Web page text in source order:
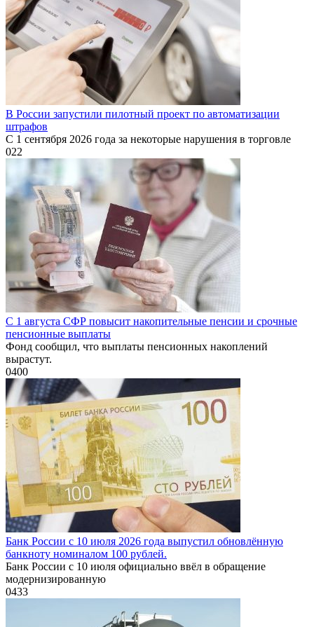
В России запустили пилотный проект по автоматизации
штрафов
С 1 сентября 2026 года за некоторые нарушения в торговле
022
С 1 августа СФР повысит накопительные пенсии и срочные
пенсионные выплаты
Фонд сообщил, что выплаты пенсионных накоплений
вырастут.
0400
Банк России с 10 июля 2026 года выпустил обновлённую
банкноту номиналом 100 рублей.
Банк России с 10 июля официально ввёл в обращение
модернизированную
0433